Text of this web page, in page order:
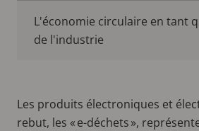
L'économie circulaire en tant
de l'industrie
Les produits électroniques et
rebut, les « e-déchets »,